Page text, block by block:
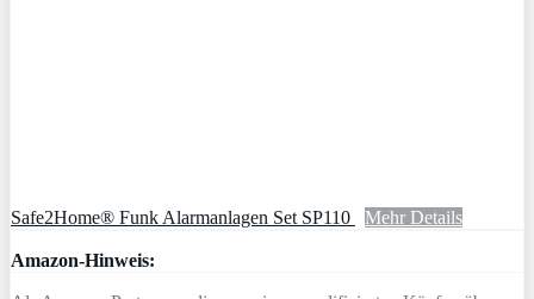
Safe2Home® Funk Alarmanlagen Set SP110 Mehr Details
Amazon-Hinweis: